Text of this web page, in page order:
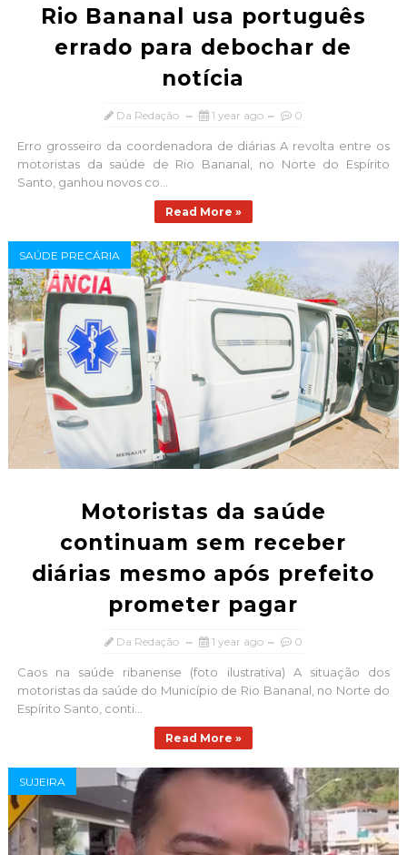
Rio Bananal usa português
errado para debochar de
notícia
Da Redação 1 year ago 0
Erro grosseiro da coordenadora de diárias A revolta entre os
motoristas da saúde de Rio Bananal, no Norte do Espírito
Santo, ganhou novos co...
Read More »
SAÚDE PRECÁRIA
Motoristas da saúde
continuam sem receber
diárias mesmo após prefeito
prometer pagar
Da Redação 1 year ago 0
Caos na saúde ribanense (foto ilustrativa) A situação dos
motoristas da saúde do Município de Rio Bananal, no Norte do
Espírito Santo, conti...
Read More »
SUJEIRA